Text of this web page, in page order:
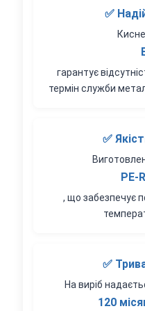
✅
гарантує
термін служби
✅
PE-
, що забезпечує
✅
На виріб
120